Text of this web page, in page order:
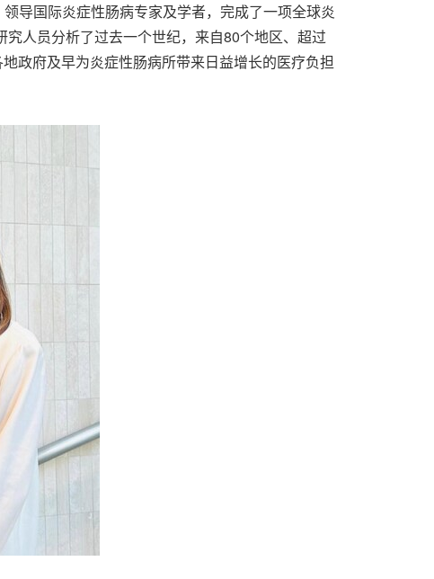
导国际炎症性肠病专家及学者，完成了一项全球炎
人员分析了过去一个世纪，来自80个地区、超过
政府及早为炎症性肠病所带来日益增长的医疗负担